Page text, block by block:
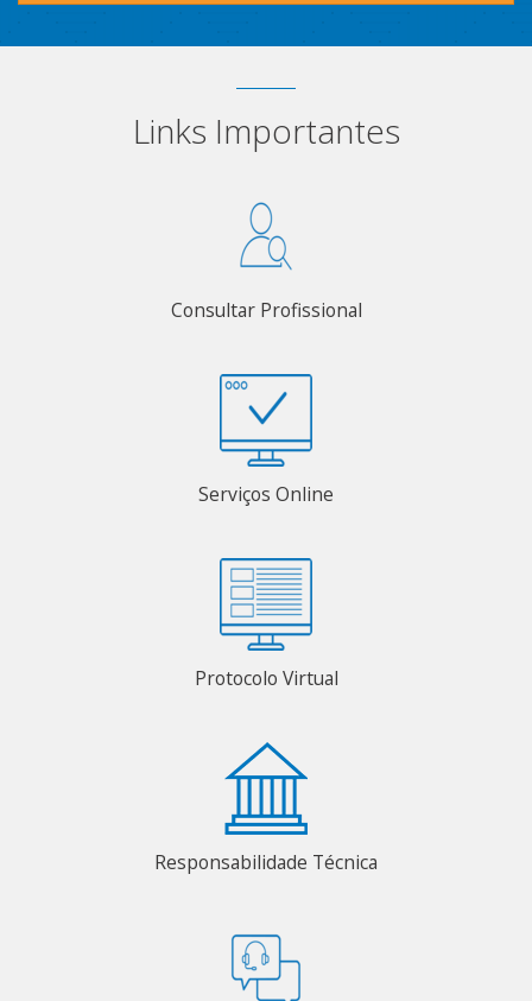
Links Importantes
Consultar Profissional
Serviços Online
Protocolo Virtual
Responsabilidade Técnica